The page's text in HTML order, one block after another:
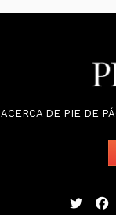
ACERCA DE PIE DE